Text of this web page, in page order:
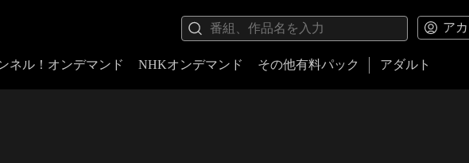
ア
ネル！オンデマンド NHKオンデマンド その他有料パック アダルト